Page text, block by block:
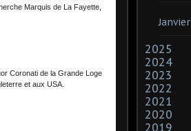
Marquis de La Fayette,
Coronati de la Grande Loge
et aux USA.
Janvier
2025
2024
2023
2022
2021
2020
2019